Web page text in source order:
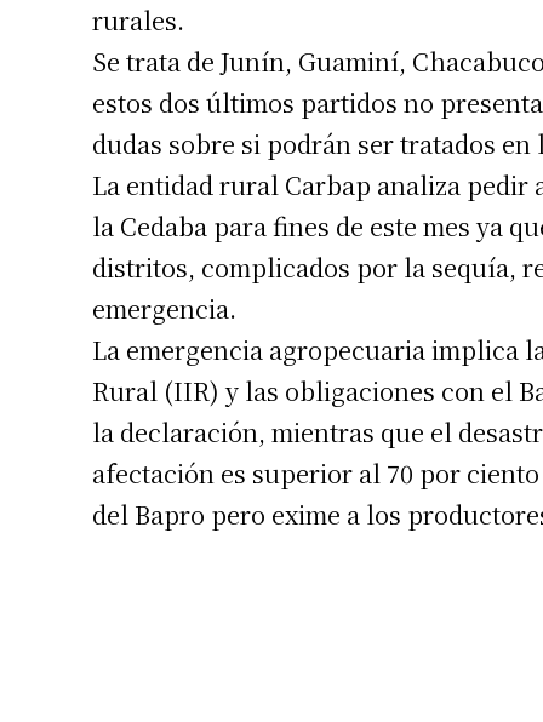
rurales.
Se trata de Junín, Guaminí,
estos dos últimos partidos no
dudas sobre si podrán ser tratados
La entidad rural Carbap analiza pedir
la Cedaba para fines de este mes ya
distritos, complicados por la sequía,
emergencia.
La emergencia agropecuaria implica
Rural (IIR) y las obligaciones con el
la declaración, mientras que el
afectación es superior al 70 por
del Bapro pero exime a los